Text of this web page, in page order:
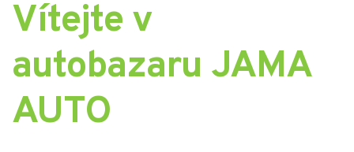
Vítejte v
autobazaru JAMA
AUTO